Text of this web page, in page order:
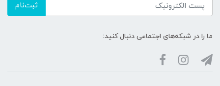
ثبت‌نام
ما را در شبکه‌های اجتماعی دنبال کنید: